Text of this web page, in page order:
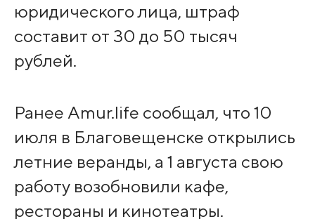
юридического лица, штраф
составит от 30 до 50 тысяч
рублей.
Ранее Amur.life сообщал, что 10
июля в Благовещенске открылись
летние веранды, а 1 августа свою
работу возобновили кафе,
рестораны и кинотеатры.